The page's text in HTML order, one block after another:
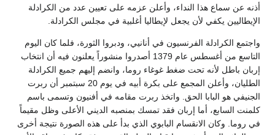
أذنه عن سماع هذا النداء، وأعلن عزمه على تعيين عدد من الكرادلة
الإيطاليين يكفي لأن يجعل لإيطاليا أغلبية في مجلس الكرادلة.
واجتمع الكرادلة الفرنسيون في أنانيي، ودبروا الثورة، فلما كان اليوم
التاسع من أغسطس عام 1379 أصدروا منشوراً يعلنون فيه أن انتخاب
إربان باطل لأنه تحت ضغط غوغاء روما، وانضم إليهم جميع الكرادلة
الطليان، وأعلن المجمع على بكرة أبيه في يوم 20 سبتمبر أن ربرت
الجنيفي هو البابا الحق. واتخذ ربرت مقامه في أفنيون وتسمى باسم
كلمنت السابع، أما إربان فقد تمسك بمنصبه الديني الأعلى وظل مقيماً
في روما. وكان الانقسام البابوي الذي بدأ على هذه الصورة نتيجة أخرى